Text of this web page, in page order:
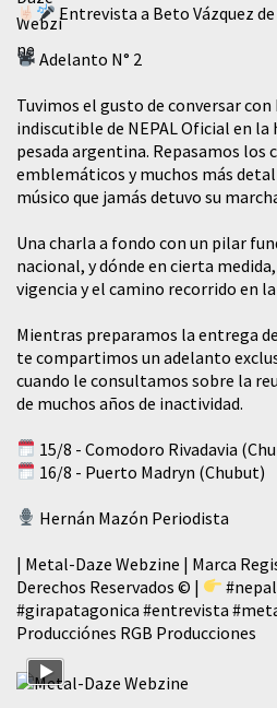
Entrevista a Beto Vázquez de
Adelanto N° 2
Tuvimos el gusto de conversar
indiscutible de NEPAL Oficial en
pesada argentina. Repasamos los
emblemáticos y muchos más
músico que jamás detuvo su
​Una charla a fondo con un pilar
nacional, y dónde en cierta
vigencia y el camino recorrido en la
Mientras preparamos la entrega
te compartimos un adelanto
cuando le consultamos sobre la
de muchos años de inactividad.
15/8 - Comodoro Rivadavia
16/8 - Puerto Madryn (Chubut)
Hernán Mazón Periodista
| Metal-Daze Webzine | Marca
Derechos Reservados © |
#nepal
#girapatagonica #entrevista
Producciónes RGB Producciones